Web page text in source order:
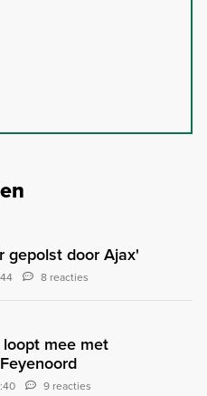
gepolst door Ajax'
8 reacties
mee met
9 reacties